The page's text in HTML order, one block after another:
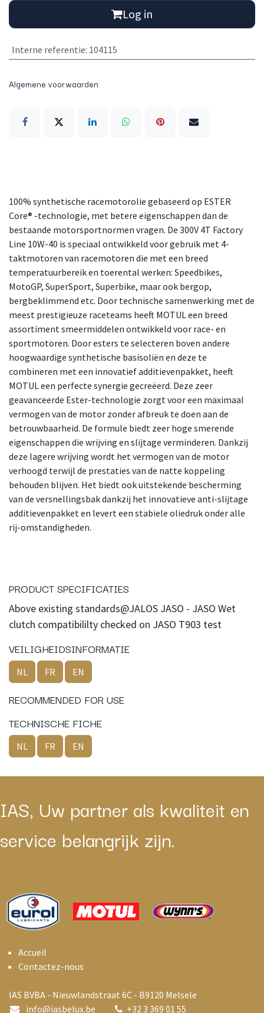
Log in
Interne referentie: 104115
Algemene voorwaarden
100% synthetische racemotorolie gebaseerd op ESTER
Core® -technologie, met betere eigenschappen dan de
bestaande motorsportnormen vragen. De 300V 4T Factory
Line 10W-40 is speciaal ontwikkeld voor gebruik met 4-
taktmotoren van racemotoren die met een breed
temperatuurbereik en toerental werken: Speedbikes,
MotoGP, SuperSport, Superbike, maar ook bergop,
bergbeklimmend etc. Door technische samenwerking met de
meest prestigieuze raceteams heeft MOTUL een breed
assortiment smeermiddelen ontwikkeld voor race- en
sportmotoren. Door esters te selecteren boven andere
hoogwaardige synthetische basisoliën en deze te
combineren met een innovatief additievenpakket, heeft
MOTUL een perfecte synergie gecreëerd. Deze zeer
geavanceerde Ester-technologie zorgt voor een maximaal
vermogen van de motor zonder afbreuk te doen aan de
betrouwbaarheid. De formule biedt zeer hoge smerende
eigenschappen die wrijving en slijtage verminderen. Dankzij
deze lagere wrijving wordt het vermogen van de motor
verhoogd terwijl de prestaties van de natte koppeling
behouden blijven. Het biedt ook uitstekende bescherming
van de versnellingsbak dankzij het innovatieve anti-slijtage
additievenpakket en levert een stabiele oliedruk onder alle
rij-omstandigheden.
PRODUCT SPECIFICATIES
Above existing standards@JALOS JASO - JASO Wet
clutch compatibililty checked on JASO T903 test
VEILIGHEIDSINFORMATIE
NL FR EN
RECOMMENDED FOR USE
TECHNISCHE FICHE
NL FR EN
IAS, Uw partner als kwaliteit en
service belangrijk zijn.
Accueil
Contactez-nous
IAS BVBA - Nieuwlandstraat 6C - B9120 Melsele
info@iasbelux.be +32 3 369 01 55